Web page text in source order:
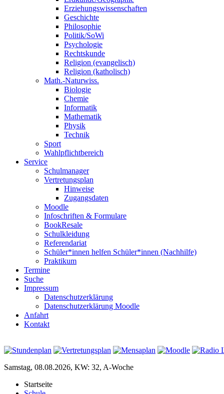
Erziehungswissenschaften
Geschichte
Philosophie
Politik/SoWi
Psychologie
Rechtskunde
Religion (evangelisch)
Religion (katholisch)
Math.-Naturwiss.
Biologie
Chemie
Informatik
Mathematik
Physik
Technik
Sport
Wahlpflichtbereich
Service
Schulmanager
Vertretungsplan
Hinweise
Zugangsdaten
Moodle
Infoschriften & Formulare
BookResale
Schulkleidung
Referendariat
Schüler*innen helfen Schüler*innen (Nachhilfe)
Praktikum
Termine
Suche
Impressum
Datenschutzerklärung
Datenschutzerklärung Moodle
Anfahrt
Kontakt
Samstag, 08.08.2026, KW: 32, A-Woche
Startseite